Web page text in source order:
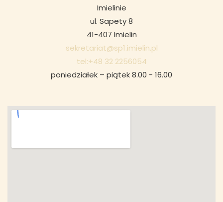
Imielinie
ul. Sapety 8
41-407 Imielin
sekretariat@sp1.imielin.pl
tel:+48 32 2256054
poniedziałek – piątek 8.00 - 16.00